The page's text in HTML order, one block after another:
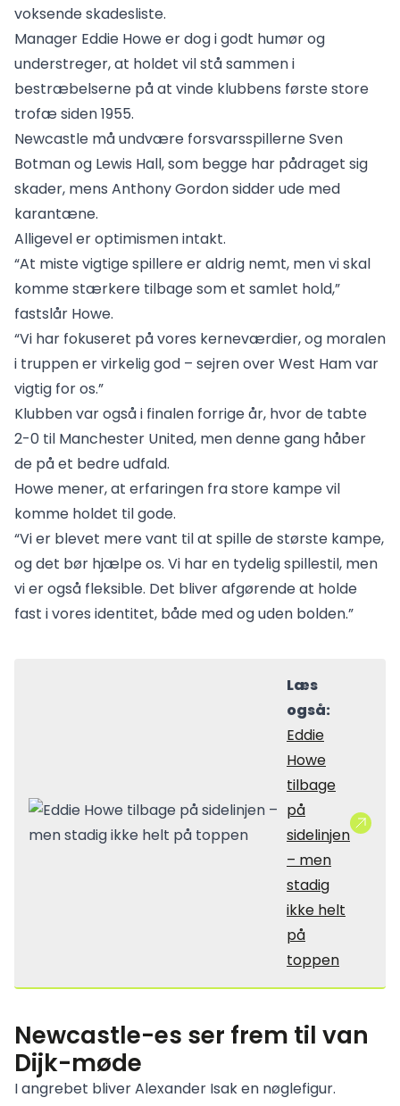
voksende skadesliste.
Manager Eddie Howe er dog i godt humør og
understreger, at holdet vil stå sammen i
bestræbelserne på at vinde klubbens første store
trofæ siden 1955.
Newcastle må undvære forsvarsspillerne Sven
Botman og Lewis Hall, som begge har pådraget sig
skader, mens Anthony Gordon sidder ude med
karantæne.
Alligevel er optimismen intakt.
“At miste vigtige spillere er aldrig nemt, men vi skal
komme stærkere tilbage som et samlet hold,”
fastslår Howe.
“Vi har fokuseret på vores kerneværdier, og moralen
i truppen er virkelig god – sejren over West Ham var
vigtig for os.”
Klubben var også i finalen forrige år, hvor de tabte
2-0 til Manchester United, men denne gang håber
de på et bedre udfald.
Howe mener, at erfaringen fra store kampe vil
komme holdet til gode.
“Vi er blevet mere vant til at spille de største kampe,
og det bør hjælpe os. Vi har en tydelig spillestil, men
vi er også fleksible. Det bliver afgørende at holde
fast i vores identitet, både med og uden bolden.”
Læs
også:
Eddie
Howe
tilbage
på
sidelinjen
– men
stadig
ikke helt
på
toppen
Newcastle-es ser frem til van
Dijk-møde
I angrebet bliver Alexander Isak en nøglefigur.